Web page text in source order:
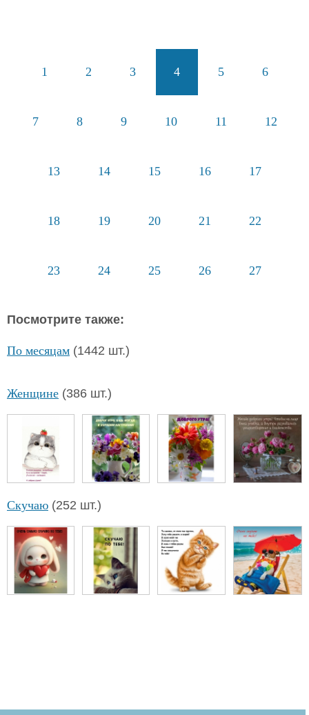
1 2 3 4 5 6
7 8 9 10 11 12
13 14 15 16 17
18 19 20 21 22
23 24 25 26 27
Посмотрите также:
По месяцам (1442 шт.)
Женщине (386 шт.)
Скучаю (252 шт.)